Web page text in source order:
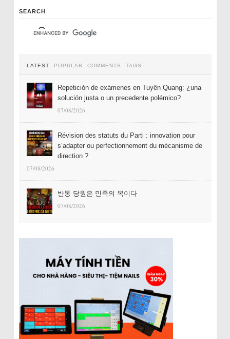
SEARCH
LATEST POPULAR COMMENTS TAGS
Repetición de exámenes en Tuyên Quang: ¿una
solución justa o un precedente polémico?
07/08/2026
Révision des statuts du Parti : innovation pour
s’adapter ou perfectionnement du mécanisme de
direction ?
07/08/2026
반동 당원은 민족의 복이다
07/08/2026